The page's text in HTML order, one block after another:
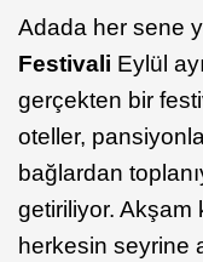
Adada her sene
Festivali Eylül
gerçekten bir
oteller,
bağlardan
getiriliyor. Akşam
herkesin seyrine